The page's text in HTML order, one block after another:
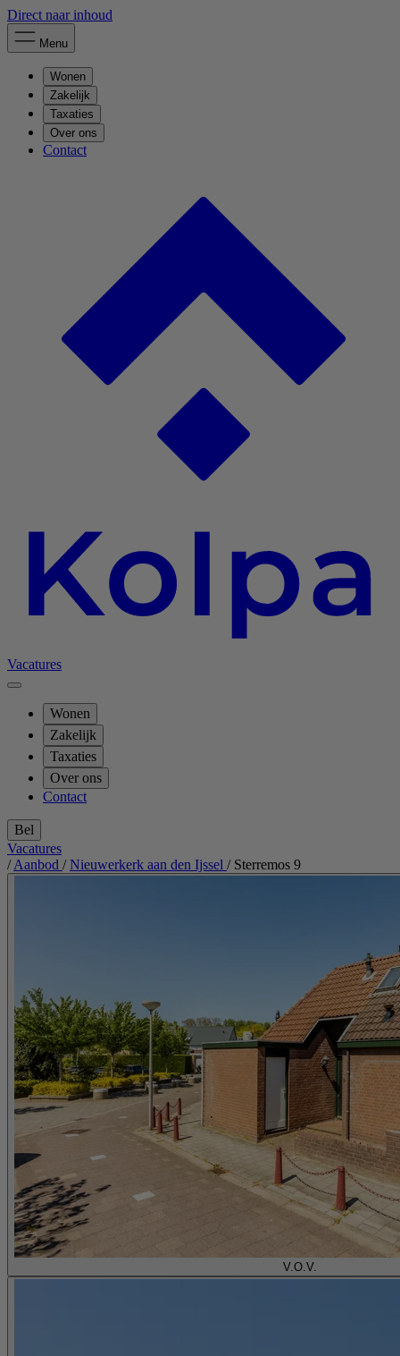
Direct naar inhoud
Menu
Wonen
Zakelijk
Taxaties
Over ons
Contact
Vacatures
Wonen
Zakelijk
Taxaties
Over ons
Contact
Bel
Vacatures
/ Aanbod / Nieuwerkerk aan den Ijssel / Sterremos 9
V.O.V.